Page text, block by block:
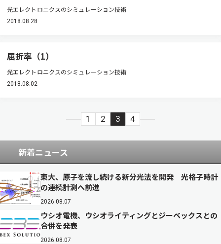
光エレクトロニクスのシミュレーション技術
2018.08.28
屈折率（1）
光エレクトロニクスのシミュレーション技術
2018.08.02
1 2 3 4
新着ニュース
東大、原子を流し続ける新分光法を開発 光格子時計
の連続計測へ前進
2026.08.07
ウシオ電機、ウシオライティングとジーベックスとの
合併を発表
2026.08.07